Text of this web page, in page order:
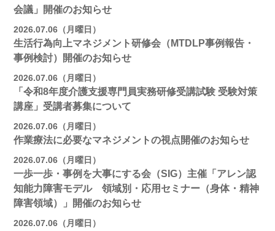
会議」開催のお知らせ
2026.07.06（月曜日）
生活行為向上マネジメント研修会（MTDLP事例報告・
事例検討）開催のお知らせ
2026.07.06（月曜日）
「令和8年度介護支援専門員実務研修受講試験 受験対策
講座」受講者募集について
2026.07.06（月曜日）
作業療法に必要なマネジメントの視点開催のお知らせ
2026.07.06（月曜日）
一歩一歩・事例を大事にする会（SIG）主催「アレン認
知能力障害モデル 領域別・応用セミナー（身体・精神
障害領域）」開催のお知らせ
2026.07.06（月曜日）